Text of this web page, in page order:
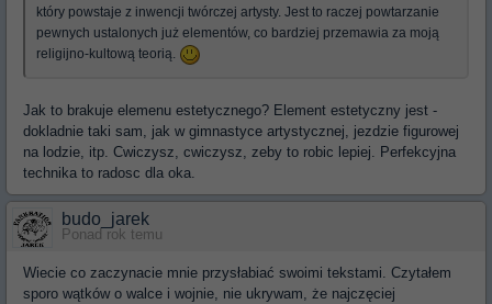
który powstaje z inwencji twórczej artysty. Jest to raczej powtarzanie
pewnych ustalonych już elementów, co bardziej przemawia za moją
religijno-kultową teorią.
Jak to brakuje elemenu estetycznego? Element estetyczny jest -
dokladnie taki sam, jak w gimnastyce artystycznej, jezdzie figurowej
na lodzie, itp. Cwiczysz, cwiczysz, zeby to robic lepiej. Perfekcyjna
technika to radosc dla oka.
budo_jarek
Ponad rok temu
Wiecie co zaczynacie mnie przysłabiać swoimi tekstami. Czytałem
sporo wątków o walce i wojnie, nie ukrywam, że najczęciej